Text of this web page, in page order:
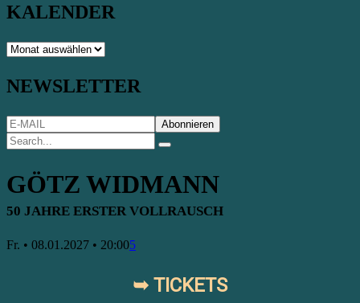
KALENDER
KALENDER
NEWSLETTER
GÖTZ WIDMANN
50 JAHRE ERSTER VOLLRAUSCH
Fr. • 08.01.2027 • 20:005
➥ TICKETS